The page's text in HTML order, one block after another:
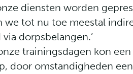
diensten worden
we tot nu toe meestal
dorpsbelangen.’
trainingsdagen kon
door omstandigheden